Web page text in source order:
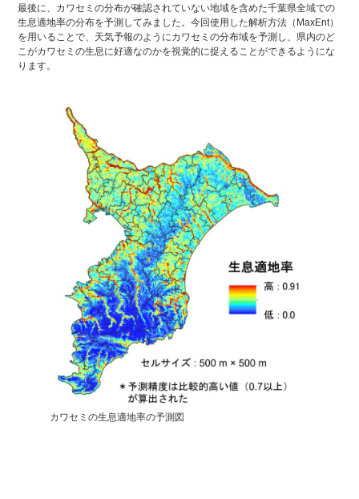
最後に、カワセミの分布が確認されていない地域を含めた千葉県全域での
生息適地率の分布を予測してみました。今回使用した解析方法（MaxEnt）
を用いることで、天気予報のようにカワセミの分布域を予測し、県内のど
こがカワセミの生息に好適なのかを視覚的に捉えることができるようにな
ります。
カワセミの生息適地率の予測図